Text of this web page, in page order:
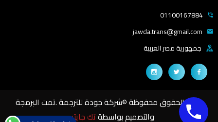
01100167884
jawda.trans@gmail.com
جمهورية مصر العربية
جميع الحقوق محفوظة ©شركة جودة للترجمة .تمت البرمجة
والتصميم بواسطةتك جايتس